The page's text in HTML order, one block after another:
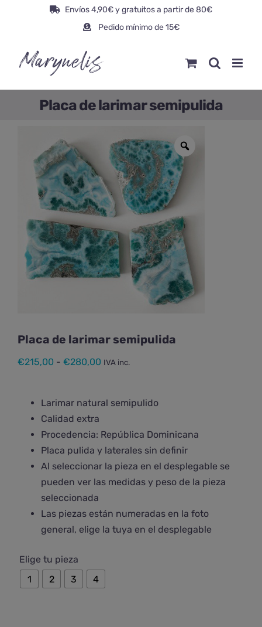
Envíos 4,90€ y gratuitos a partir de 80€
Pedido mínimo de 15€
Placa de larimar semipulida
Placa de larimar semipulida
€215,00 - €280,00 Rango
desde
hasta
€280,00
IVA inc.
Larimar natural semipulido
Calidad extra
Procedencia: República Dominicana
Placa pulida y laterales sin definir
Al seleccionar la pieza en el desplegable se
pueden ver las medidas y peso de la pieza
seleccionada
Las piezas están numeradas en la foto
general, elige la tuya en el desplegable
Elige tu pieza
1 2 3 4